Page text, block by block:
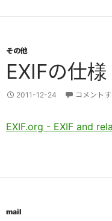
その他
EXIFの仕様
2011-12-24 コメントす
EXIF.org - EXIF and
mail